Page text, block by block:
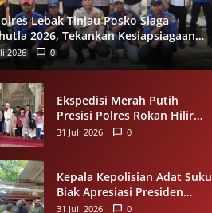
Lebak Tinjau Posko Siaga
2026, Tekankan Kesiapsiagaan
Pencegahan Kebakaran Hutan
2026 0
Ekspedisi Merah Putih
Presisi Polres Rokan Hilir
Salurkan Sedekah Makanan
31 Juli 2026 0
Kepala Kepolisian Adat Suku
Biak Apresiasi Presiden
Prabowo atas Renovasi
31 Juli 2026 0